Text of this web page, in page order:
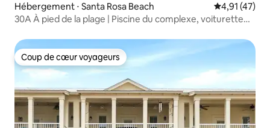
Hébergement ⋅ Santa Rosa Beach Évaluation
4,91 (47)
30A À pied de la plage | Piscine du complexe, voiturette
Coup de cœur voyageurs
Coup de cœur voyageurs